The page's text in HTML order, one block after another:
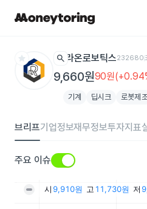
star search 라온로보틱스232680
9,660원90원
기계 딥시크 로봇제
브리프기업정보재무정보투자지표
주요 이슈